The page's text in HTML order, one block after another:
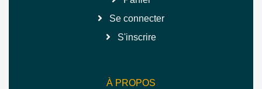
Se connecter
S'inscrire
À PROPOS